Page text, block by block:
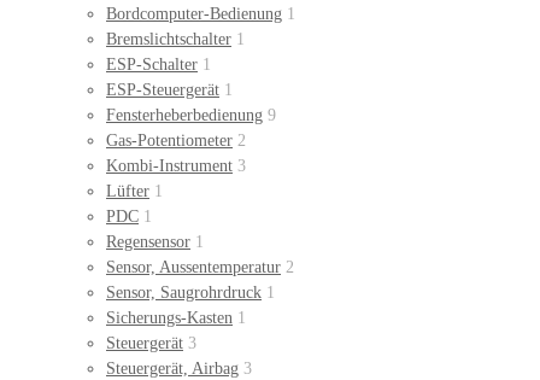
Bordcomputer-Bedienung 1
Bremslichtschalter 1
ESP-Schalter 1
ESP-Steuergerät 1
Fensterheberbedienung 9
Gas-Potentiometer 2
Kombi-Instrument 3
Lüfter 1
PDC 1
Regensensor 1
Sensor, Aussentemperatur 2
Sensor, Saugrohrdruck 1
Sicherungs-Kasten 1
Steuergerät 3
Steuergerät, Airbag 3